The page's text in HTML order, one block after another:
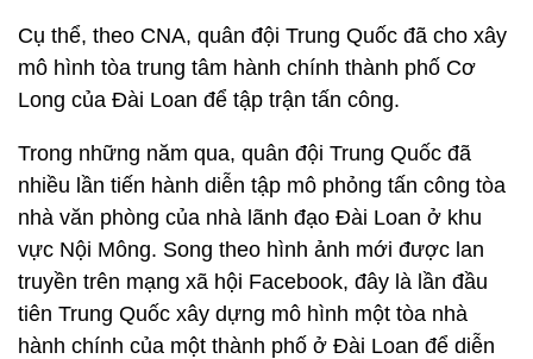
Cụ thể, theo CNA, quân đội Trung Quốc đã cho xây
mô hình tòa trung tâm hành chính thành phố Cơ
Long của Đài Loan để tập trận tấn công.
Trong những năm qua, quân đội Trung Quốc đã
nhiều lần tiến hành diễn tập mô phỏng tấn công tòa
nhà văn phòng của nhà lãnh đạo Đài Loan ở khu
vực Nội Mông. Song theo hình ảnh mới được lan
truyền trên mạng xã hội Facebook, đây là lần đầu
tiên Trung Quốc xây dựng mô hình một tòa nhà
hành chính của một thành phố ở Đài Loan để diễn